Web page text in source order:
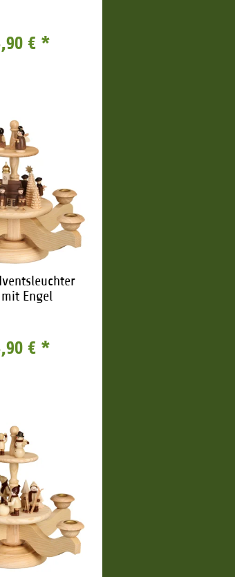
€ *
Engel
€ *